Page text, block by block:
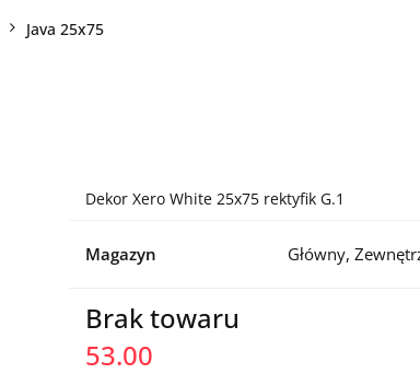
Java 25x75
Dekor Xero White 25x75 rektyfik G.1
Magazyn Główny,
Brak towaru
53.00